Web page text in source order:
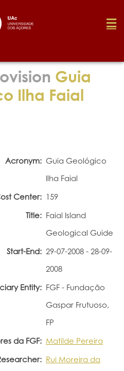
Guia
Ilha Faial
Acronym: Guia Geológico
Ilha Faial
Center: 159
Title: Faial Island
Geological Guide
Start-End: 29-07-2008 - 28-09-
2008
Entity: FGF - Fundação
Gaspar Frutuoso,
FP
da FGF: Matilde Pereira
Rui Moreira da